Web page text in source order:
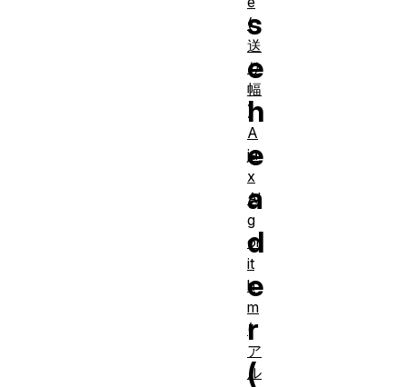
s
e
h
e
a
d
e
r
(
(
送
り
幅
)
A
ja
x
Al
g
or
it
h
m
(
ア
ル